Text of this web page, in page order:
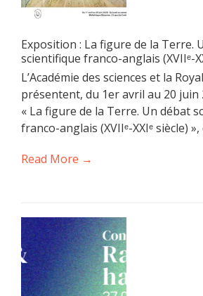
Exposition : La figure de la Terre.
scientifique franco-anglais (XVIIᵉ-
L’Académie des sciences et la
présentent, du 1er avril au 20 juin
« La figure de la Terre. Un débat
franco-anglais (XVIIᵉ-XXIᵉ siècle) »,
Read More →